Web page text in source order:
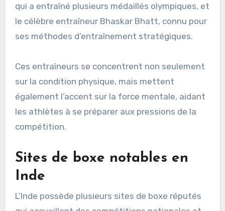
qui a entraîné plusieurs médaillés olympiques, et
le célèbre entraîneur Bhaskar Bhatt, connu pour
ses méthodes d’entraînement stratégiques.
Ces entraîneurs se concentrent non seulement
sur la condition physique, mais mettent
également l’accent sur la force mentale, aidant
les athlètes à se préparer aux pressions de la
compétition.
Sites de boxe notables en
Inde
L’Inde possède plusieurs sites de boxe réputés